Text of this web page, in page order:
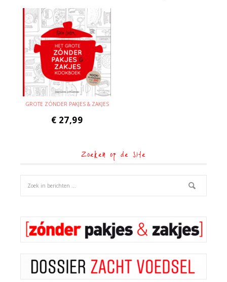
GROTE ZÓNDER PAKJES & ZAKJES
€ 27,99
Zoeken op de site